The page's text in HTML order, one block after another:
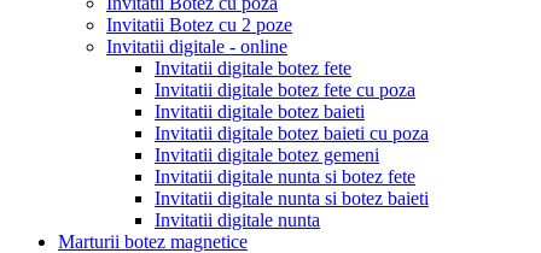
Invitatii Botez cu 2 poze
Invitatii digitale - online
Invitatii digitale botez fete
Invitatii digitale botez fete cu poza
Invitatii digitale botez baieti
Invitatii digitale botez baieti cu poza
Invitatii digitale botez gemeni
Invitatii digitale nunta si botez fete
Invitatii digitale nunta si botez baieti
Invitatii digitale nunta
Marturii botez magnetice